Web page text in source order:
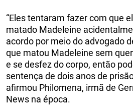
“Eles tentaram fazer com que
matado Madeleine
acordo por meio do advogado
que matou Madeleine sem
e se desfez do corpo, então
sentença de dois anos de
afirmou Philomena, irmã de
News na época.